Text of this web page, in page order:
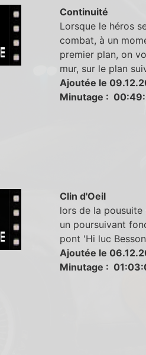
Continuité
Lorsque le héros
combat, à un
premier plan, on
mur, sur le plan
Ajoutée le
Minutage :
Clin d'Oeil
lors de la
un poursuivant
pont 'Hi luc
Ajoutée le
Minutage :